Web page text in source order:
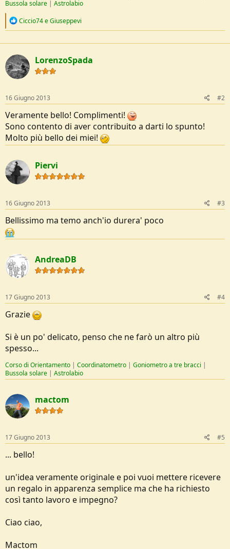
Bussola solare | Astrolabio
R
c
t
i
o
n
:
Ciccio74eGiuseppevi
LorenzoSpada
16 Giugno 2013 #2
Veramente bello! Complimenti!
Sono contento di aver contribuito a darti lo spunto!
Molto più bello dei miei!
Piervi
16 Giugno 2013 #3
Bellissimo ma temo anch'io durera' poco
AndreaDB
17 Giugno 2013 #4
Grazie
Si è un po' delicato, penso che ne farò un altro più
spesso...
Corso di Orientamento | Coordinatometro | Goniometro a tre bracci |
Bussola solare | Astrolabio
mactom
17 Giugno 2013 #5
... bello!
un'idea veramente originale e poi vuoi mettere ricevere
un regalo in apparenza semplice ma che ha richiesto
così tanto lavoro e impegno?
Ciao ciao,
Mactom